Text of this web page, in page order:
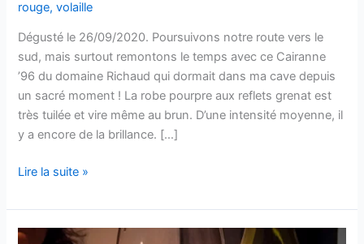
rouge,volaille
Dégusté le 26/09/2020. Poursuivons notre route vers le
sud, mais surtout remontons le temps avec ce Cairanne
’96 du domaine Richaud qui dormait dans ma cave depuis
un sacré moment ! La robe pourpre aux reflets grenat est
très tuilée et vire même au brun. D’une intensité moyenne, il
y a encore de la brillance. […]
Côtes-
Rhône
Villages
Lire la suite »